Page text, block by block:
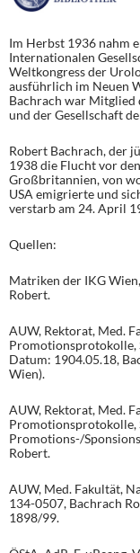
Im Herbst 1936 nahm
Internationalen
Weltkongress der
ausführlich im Neuen
Bachrach war Mitglied
und der Gesellschaft
Robert Bachrach, der
1938 die Flucht vor
Großbritannien, von
USA emigrierte und
verstarb am 24. April
Quellen:
Matriken der IKG
Robert.
AUW, Rektorat, Med.
Promotionsprotokolle,
Datum: 1904.05.18,
Wien).
AUW, Rektorat, Med.
Promotionsprotokolle,
Promotions-/
Robert.
AUW, Med. Fakultät,
134-0507, Bachrach
1898/99.